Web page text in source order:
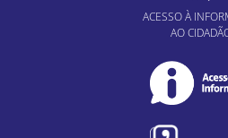
ACESSO À
AO